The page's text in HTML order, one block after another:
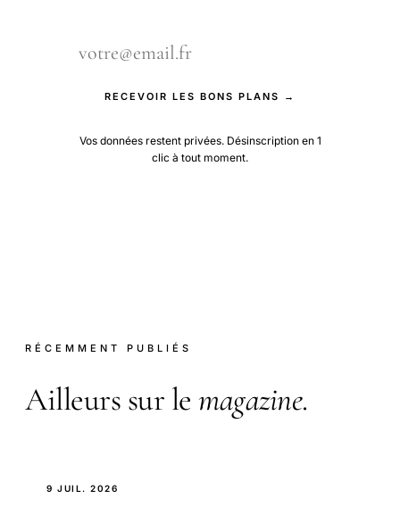
RECEVOIR LES BONS PLANS →
Vos données restent privées. Désinscription en 1
clic à tout moment.
RÉCEMMENT PUBLIÉS
Ailleurs sur le magazine.
9 JUIL. 2026